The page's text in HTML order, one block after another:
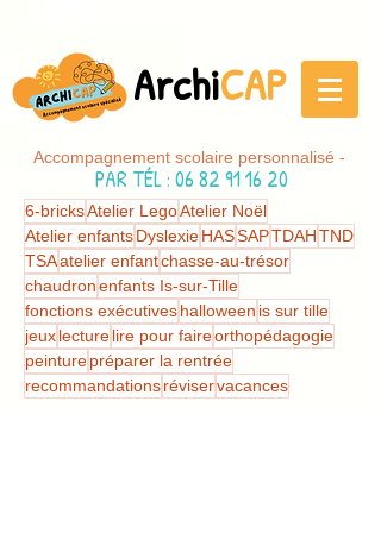
ArchiCAP
Accompagnement scolaire personnalisé -
PAR TÉL: 06 82 91 16 20
6-bricksAtelier LegoAtelier Noël
Atelier enfantsDyslexieHASSAPTDAHTND
TSAatelier enfantchasse-au-trésor
chaudronenfants Is-sur-Tille
fonctions exécutiveshalloween is sur tille
jeuxlecturelire pour faireorthopédagogie
peinturepréparer la rentrée
recommandationsréviservacances